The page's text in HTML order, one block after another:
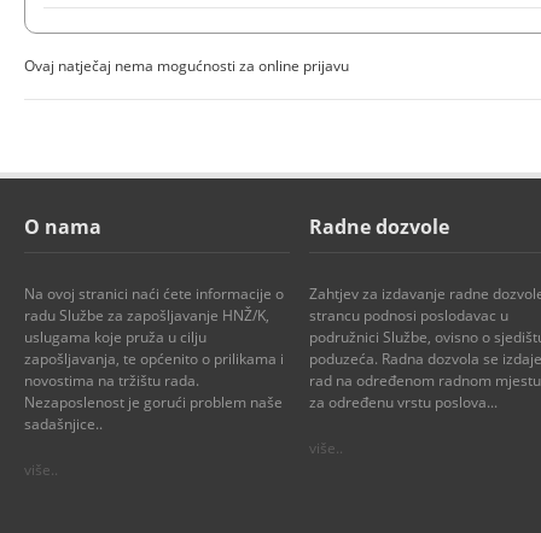
Ovaj natječaj nema mogućnosti za online prijavu
O nama
Na ovoj stranici naći ćete informacije o
radu Službe za zapošljavanje HNŽ/K,
uslugama koje pruža u cilju
zapošljavanja, te općenito o prilikama i
novostima na tržištu rada.
Nezaposlenost je gorući problem naše
sadašnjice..
više..
Radne dozvole
Zahtjev za izdavanje radne
strancu podnosi poslodavac u
podružnici Službe, ovisno o
poduzeća. Radna dozvola se
rad na određenom radnom
za određenu vrstu poslova...
više..